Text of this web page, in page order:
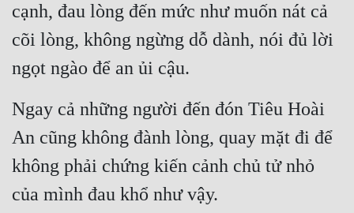
Trùng Sinh
Trọng Sinh
Tu Chân
Tu Tiên
Tội Phạm
Vô Địch
Võ Hiệp
cạnh, đau lòng đến mức như muốn nát cả
cõi lòng, không ngừng dỗ dành, nói đủ lời
ngọt ngào để an ủi cậu.
Ngay cả những người đến đón Tiêu Hoài
An cũng không đành lòng, quay mặt đi để
không phải chứng kiến cảnh chủ tử nhỏ
của mình đau khổ như vậy.